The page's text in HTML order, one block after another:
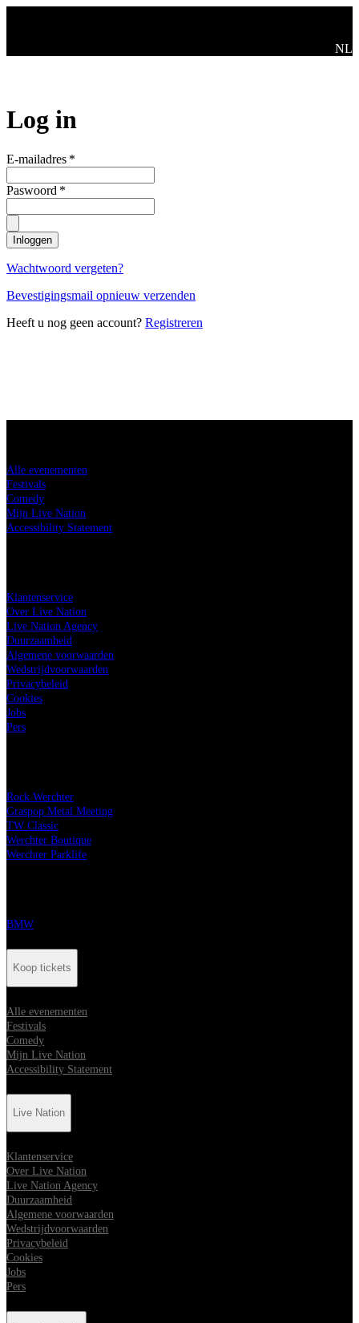
NL
Log in
E-mailadres *
Paswoord *
Inloggen
Wachtwoord vergeten?
Bevestigingsmail opnieuw verzenden
Heeft u nog geen account? Registreren
Alle evenementen
Festivals
Comedy
Mijn Live Nation
Accessibility Statement
Klantenservice
Over Live Nation
Live Nation Agency
Duurzaamheid
Algemene voorwaarden
Wedstrijdvoorwaarden
Privacybeleid
Cookies
Jobs
Pers
Rock Werchter
Graspop Metal Meeting
TW Classic
Werchter Boutique
Werchter Parklife
BMW
Koop tickets
Alle evenementen
Festivals
Comedy
Mijn Live Nation
Accessibility Statement
Live Nation
Klantenservice
Over Live Nation
Live Nation Agency
Duurzaamheid
Algemene voorwaarden
Wedstrijdvoorwaarden
Privacybeleid
Cookies
Jobs
Pers